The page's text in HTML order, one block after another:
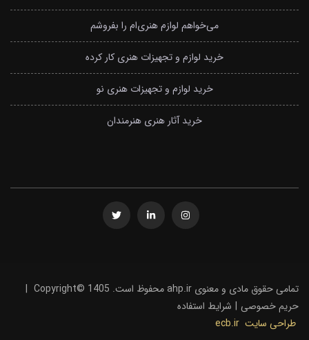
می‌خواهم لوازم هنری‌ام را بفروشم
خرید لوازم و تجهیزات هنری کار کرده
خرید لوازم و تجهیزات هنری نو
خرید آثار هنری هنرمندان
تمامی حقوق مادی و معنوی ahp.ir محفوظ است. Copyright© 1405
|
حریم خصوصی | شرایط استفاده
طراحی سایت ecb.ir